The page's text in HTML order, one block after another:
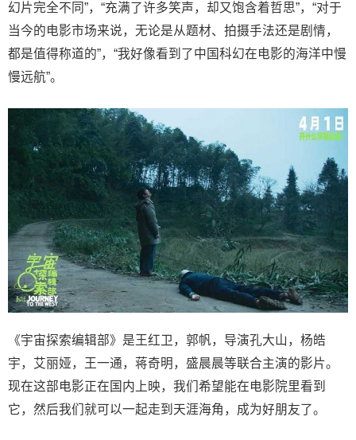
幻片完全不同”，“充满了许多笑声，却又饱含着哲思”，“对于
当今的电影市场来说，无论是从题材、拍摄手法还是剧情，
都是值得称道的”，“我好像看到了中国科幻在电影的海洋中慢
慢远航”。
《宇宙探索编辑部》是王红卫，郭帆，导演孔大山，杨皓
宇，艾丽娅，王一通，蒋奇明，盛晨晨等联合主演的影片。
现在这部电影正在国内上映，我们希望能在电影院里看到
它，然后我们就可以一起走到天涯海角，成为好朋友了。